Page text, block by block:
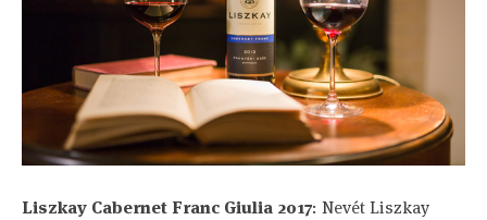
Liszkay Cabernet Franc Giulia 2017: Nevét Liszkay